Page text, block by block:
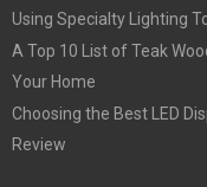
Using Specialty Lighting
A Top 10 List of Teak
Your Home
Choosing the Best LED
Review